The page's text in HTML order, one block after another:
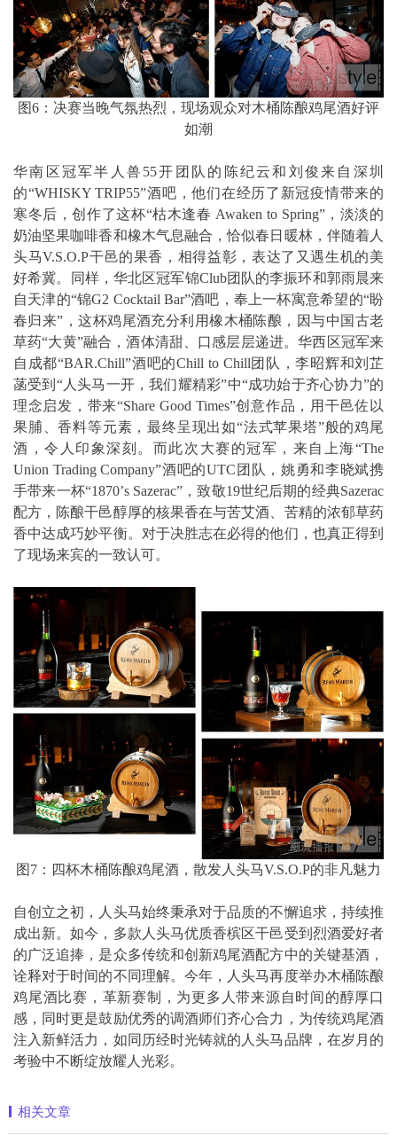
图6：决赛当晚气氛热烈，现场观众对木桶陈酿鸡尾酒好评
如潮
华南区冠军半人兽55开团队的陈纪云和刘俊来自深圳
的“WHISKY TRIP55”酒吧，他们在经历了新冠疫情带来的
寒冬后，创作了这杯“枯木逢春 Awaken to Spring”，淡淡的
奶油坚果咖啡香和橡木气息融合，恰似春日暖林，伴随着人
头马V.S.O.P干邑的果香，相得益彰，表达了又遇生机的美
好希冀。同样，华北区冠军锦Club团队的李振环和郭雨晨来
自天津的“锦G2 Cocktail Bar”酒吧，奉上一杯寓意希望的“盼
春归来”，这杯鸡尾酒充分利用橡木桶陈酿，因与中国古老
草药“大黄”融合，酒体清甜、口感层层递进。华西区冠军来
自成都“BAR.Chill”酒吧的Chill to Chill团队，李昭辉和刘芷
菡受到“人头马一开，我们耀精彩”中“成功始于齐心协力”的
理念启发，带来“Share Good Times”创意作品，用干邑佐以
果脯、香料等元素，最终呈现出如“法式苹果塔”般的鸡尾
酒，令人印象深刻。而此次大赛的冠军，来自上海“The
Union Trading Company”酒吧的UTC团队，姚勇和李晓斌携
手带来一杯“1870’s Sazerac”，致敬19世纪后期的经典Sazerac
配方，陈酿干邑醇厚的核果香在与苦艾酒、苦精的浓郁草药
香中达成巧妙平衡。对于决胜志在必得的他们，也真正得到
了现场来宾的一致认可。
图7：四杯木桶陈酿鸡尾酒，散发人头马V.S.O.P的非凡魅力
自创立之初，人头马始终秉承对于品质的不懈追求，持续推
成出新。如今，多款人头马优质香槟区干邑受到烈酒爱好者
的广泛追捧，是众多传统和创新鸡尾酒配方中的关键基酒，
诠释对于时间的不同理解。今年，人头马再度举办木桶陈酿
鸡尾酒比赛，革新赛制，为更多人带来源自时间的醇厚口
感，同时更是鼓励优秀的调酒师们齐心合力，为传统鸡尾酒
注入新鲜活力，如同历经时光铸就的人头马品牌，在岁月的
考验中不断绽放耀人光彩。
相关文章